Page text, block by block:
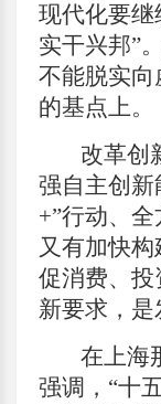
现代化要继
实干兴邦”
不能脱实
的基点上。
改革创
强自主创新
+”行动、
又有加快
促消费、
新要求，是
在上海
强调，“十